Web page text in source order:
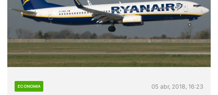
ECONOMIA 05 abr, 2018, 16:23